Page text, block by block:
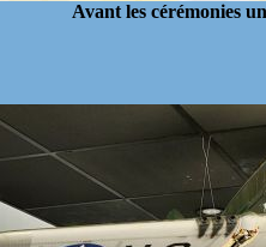
Avant les cérémonies